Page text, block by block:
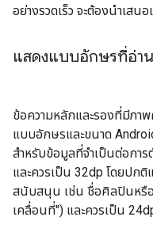
อย่างรวดเร็ว จะต้องนำเสน
แสดงแบบอักษรที่อ่า
ข้อความหลักและรองที่มีภ
แบบอักษรและขนาด
สำหรับข้อมูลที่จำเป็นต่อกา
และควรเป็น 32dp โดยปกติ
สนับสนุน เช่น ชื่อศิลปินหรือ
เคลื่อนที่") และควรเป็น